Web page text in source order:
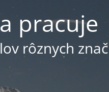
pracuje
rôznych